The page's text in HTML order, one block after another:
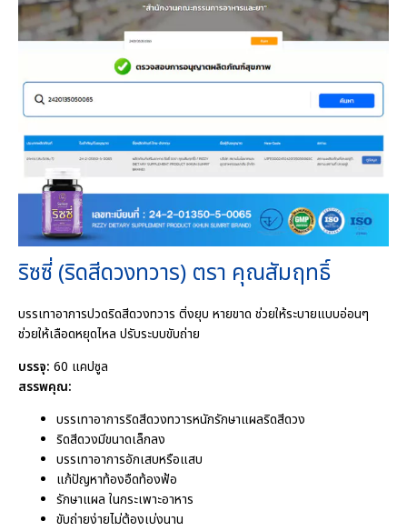
ริซซี่ (ริดสีดวงทวาร) ตรา คุณสัมฤทธิ์
บรรเทาอาการปวดริดสีดวงทวาร ติ่งยุบ หายขาด ช่วยให้ระบายแบบอ่อนๆ
ช่วยให้เลือดหยุดไหล ปรับระบบขับถ่าย
บรรจุ: 60 แคปซูล
สรรพคุณ:
บรรเทาอาการริดสีดวงทวารหนักรักษาแผลริดสีดวง
ริดสีดวงมีขนาดเล็กลง
บรรเทาอาการอักเสบหรือแสบ
แก้ปัญหาท้องอืดท้องฟ้อ
รักษาแผล ในกระเพาะอาหาร
ขับถ่ายง่ายไม่ต้องเบ่งนาน